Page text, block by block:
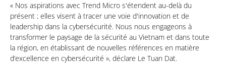
« Nos aspirations avec Trend Micro s'étendent au-delà du
présent ; elles visent à tracer une voie d'innovation et de
leadership dans la cybersécurité. Nous nous engageons à
transformer le paysage de la sécurité au Vietnam et dans toute
la région, en établissant de nouvelles références en matière
d’excellence en cybersécurité », déclare Le Tuan Dat.